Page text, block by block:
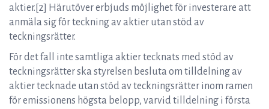
aktier.[2] Härutöver erbjuds möjlighet för investerare att
anmäla sig för teckning av aktier utan stöd av
teckningsrätter.
För det fall inte samtliga aktier tecknats med stöd av
teckningsrätter ska styrelsen besluta om tilldelning av
aktier tecknade utan stöd av teckningsrätter inom ramen
för emissionens högsta belopp, varvid tilldelning i första